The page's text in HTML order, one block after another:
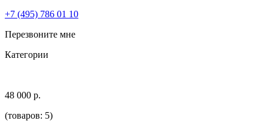
+7 (495) 786 01 10
Перезвоните мне
Категории
48 000 р.
(товаров: 5)